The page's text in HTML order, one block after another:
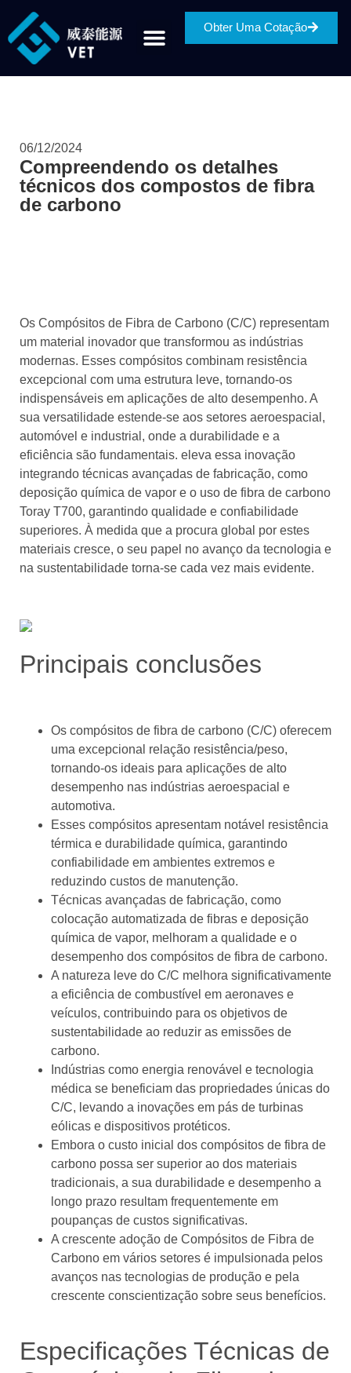
Obter Uma Cotação
06/12/2024
Compreendendo os detalhes
técnicos dos compostos de fibra
de carbono
Os Compósitos de Fibra de Carbono (C/C) representam
um material inovador que transformou as indústrias
modernas. Esses compósitos combinam resistência
excepcional com uma estrutura leve, tornando-os
indispensáveis ​​em aplicações de alto desempenho. A
sua versatilidade estende-se aos setores aeroespacial,
automóvel e industrial, onde a durabilidade e a
eficiência são fundamentais. eleva essa inovação
integrando técnicas avançadas de fabricação, como
deposição química de vapor e o uso de fibra de carbono
Toray T700, garantindo qualidade e confiabilidade
superiores. À medida que a procura global por estes
materiais cresce, o seu papel no avanço da tecnologia e
na sustentabilidade torna-se cada vez mais evidente.
Principais conclusões
Os compósitos de fibra de carbono (C/C) oferecem
uma excepcional relação resistência/peso,
tornando-os ideais para aplicações de alto
desempenho nas indústrias aeroespacial e
automotiva.
Esses compósitos apresentam notável resistência
térmica e durabilidade química, garantindo
confiabilidade em ambientes extremos e
reduzindo custos de manutenção.
Técnicas avançadas de fabricação, como
colocação automatizada de fibras e deposição
química de vapor, melhoram a qualidade e o
desempenho dos compósitos de fibra de carbono.
A natureza leve do C/C melhora significativamente
a eficiência de combustível em aeronaves e
veículos, contribuindo para os objetivos de
sustentabilidade ao reduzir as emissões de
carbono.
Indústrias como energia renovável e tecnologia
médica se beneficiam das propriedades únicas do
C/C, levando a inovações em pás de turbinas
eólicas e dispositivos protéticos.
Embora o custo inicial dos compósitos de fibra de
carbono possa ser superior ao dos materiais
tradicionais, a sua durabilidade e desempenho a
longo prazo resultam frequentemente em
poupanças de custos significativas.
A crescente adoção de Compósitos de Fibra de
Carbono em vários setores é impulsionada pelos
avanços nas tecnologias de produção e pela
crescente conscientização sobre seus benefícios.
Especificações Técnicas de